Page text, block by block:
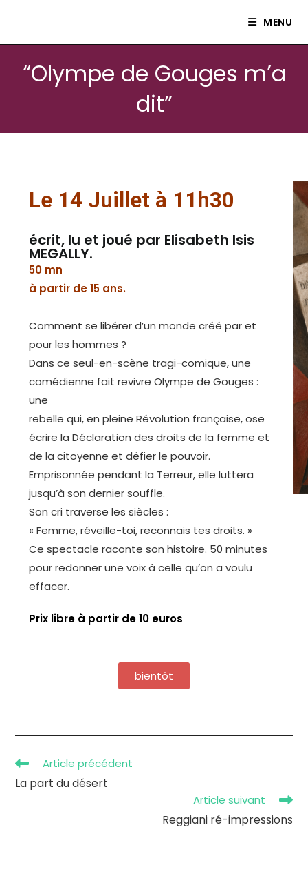
MENU
“Olympe de Gouges m’a
dit”
Le 14 Juillet à 11h30
écrit, lu et joué par Elisabeth Isis
MEGALLY.
50 mn
à partir de 15 ans.
Comment se libérer d’un monde créé par et
pour les hommes ?
Dans ce seul-en-scène tragi-comique, une
comédienne fait revivre Olympe de Gouges :
une
rebelle qui, en pleine Révolution française, ose
écrire la Déclaration des droits de la femme et
de la citoyenne et défier le pouvoir.
Emprisonnée pendant la Terreur, elle luttera
jusqu’à son dernier souffle.
Son cri traverse les siècles :
« Femme, réveille-toi, reconnais tes droits. »
Ce spectacle raconte son histoire. 50 minutes
pour redonner une voix à celle qu’on a voulu
effacer.
Prix libre à partir de 10 euros
bientôt
Article précédent
La part du désert
Article suivant
Reggiani ré-impressions